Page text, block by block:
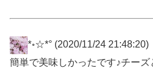
*॰☆*° (2020/11/24 21:48:20)
簡単で美味しかったです♪チーズ